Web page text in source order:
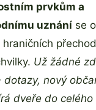
prvkům a
uznání se
Už žádné
dotazy, nový
dveře do celého